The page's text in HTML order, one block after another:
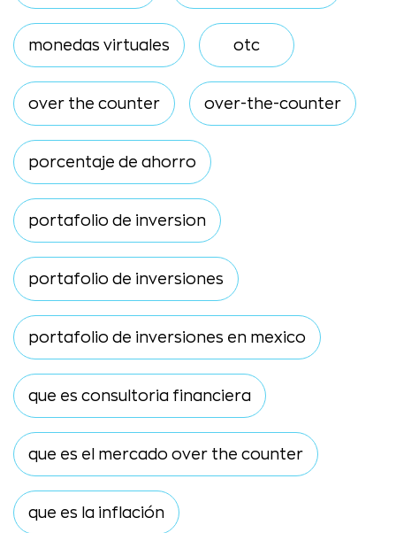
monedas virtuales otc
over the counter over-the-counter
porcentaje de ahorro
portafolio de inversion
portafolio de inversiones
portafolio de inversiones en mexico
que es consultoria financiera
que es el mercado over the counter
que es la inflación